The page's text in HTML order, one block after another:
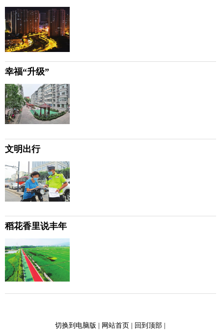
幸福“升级”
文明出行
稻花香里说丰年
切换到电脑版 | 网站首页| 回到顶部|